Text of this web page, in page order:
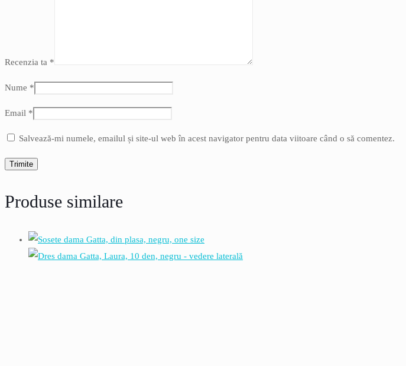
Recenzia ta *
Nume *
Email *
Salvează-mi numele, emailul și site-ul web în acest navigator pentru data viitoare când o să comentez.
Produse similare